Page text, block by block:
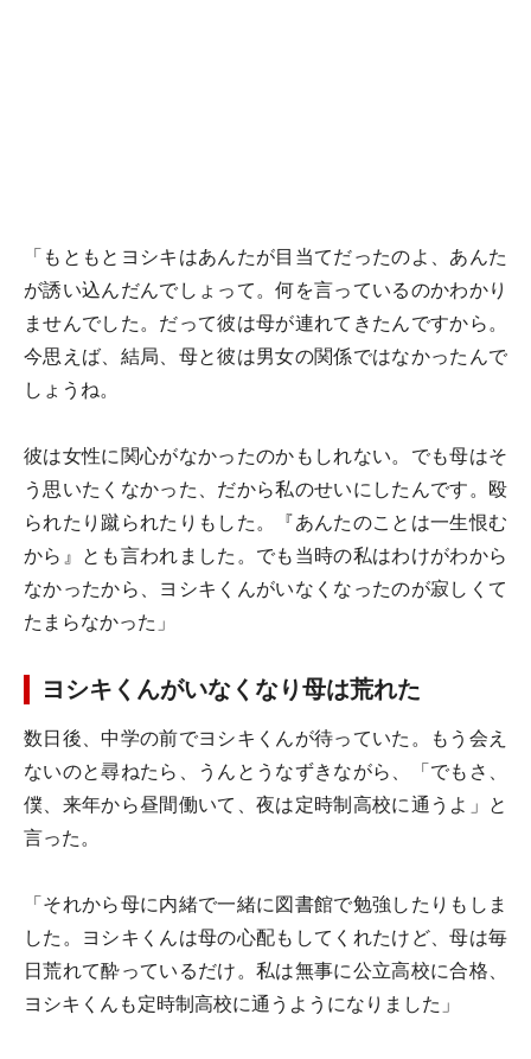
「もともとヨシキはあんたが目当てだったのよ、あんた
が誘い込んだんでしょって。何を言っているのかわかり
ませんでした。だって彼は母が連れてきたんですから。
今思えば、結局、母と彼は男女の関係ではなかったんで
しょうね。
彼は女性に関心がなかったのかもしれない。でも母はそ
う思いたくなかった、だから私のせいにしたんです。殴
られたり蹴られたりもした。『あんたのことは一生恨む
から』とも言われました。でも当時の私はわけがわから
なかったから、ヨシキくんがいなくなったのが寂しくて
たまらなかった」
ヨシキくんがいなくなり母は荒れた
数日後、中学の前でヨシキくんが待っていた。もう会え
ないのと尋ねたら、うんとうなずきながら、「でもさ、
僕、来年から昼間働いて、夜は定時制高校に通うよ」と
言った。
「それから母に内緒で一緒に図書館で勉強したりもしま
した。ヨシキくんは母の心配もしてくれたけど、母は毎
日荒れて酔っているだけ。私は無事に公立高校に合格、
ヨシキくんも定時制高校に通うようになりました」